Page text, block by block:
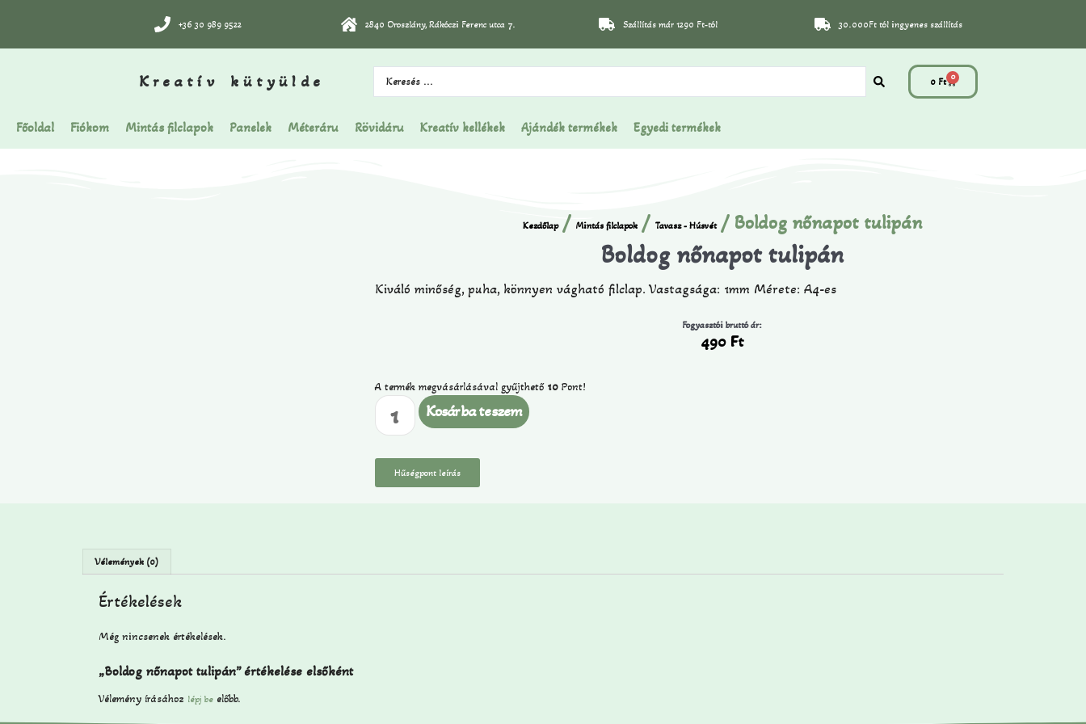
+36 30 989 9522 2840 Oroszlány, Rákóczi Ferenc utca 7. Szállítás már 1290 Ft-tól 30.000Ft tól ingyenes szállítás
Kreatív kütyülde 0 Ft 0
Főoldal Fiókom Mintás filclapok Panelek Méteráru Rövidáru Kreatív kellékek Ajándék termékek Egyedi termékek
Kezdőlap/ Mintás filclapok/ Tavasz - Húsvét/ Boldog nőnapot tulipán
Boldog nőnapot tulipán
Kiváló minőség, puha, könnyen vágható filclap. Vastagsága: 1mm Mérete: A4-es
Fogyasztói bruttó ár:
490 Ft
A termék megvásárlásával gyűjthető 10Pont!
Kosárba teszem
Hűségpont leírás
Vélemények (0)
Értékelések
Még nincsenek értékelések.
„Boldog nőnapot tulipán” értékelése elsőként
Vélemény írásához lépj be előbb.